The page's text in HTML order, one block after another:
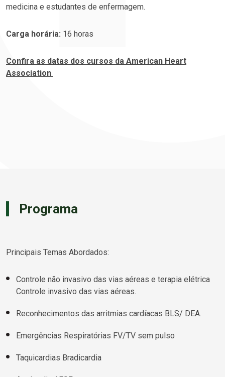
medicina e estudantes de enfermagem.
Carga horária: 16 horas
Confira as datas dos cursos da American Heart
Association
Programa
Principais Temas Abordados:
Controle não invasivo das vias aéreas e terapia elétrica
Controle invasivo das vias aéreas.
Reconhecimentos das arritmias cardíacas BLS/ DEA.
Emergências Respiratórias FV/TV sem pulso
Taquicardias Bradicardia